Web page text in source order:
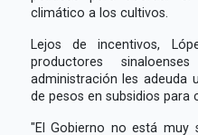
climático a los cultivos.
Lejos de incentivos,
productores
administración les adeuda
de pesos en subsidios para
"El Gobierno no está muy